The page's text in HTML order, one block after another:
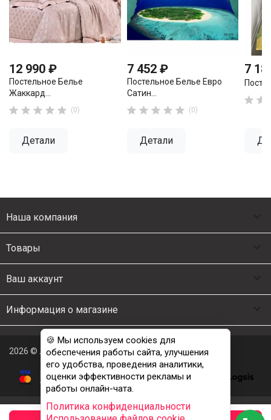
12 990 ₽
Постельное Белье
Жаккард...
     (0)
Детали
7 452 ₽
Постельное Белье Евро
Сатин...
     (0)
Детали
7
 
Наша компания
Товары
Ваш аккаунт
Информация о магазине
2026 © Люкс Постель
🍪 Мы используем cookies для
обеспечения работы сайта, улучшения
его удобства, проведения аналитики,
оценки эффективности рекламы и
работы онлайн-чата.
Политика конфиденциальности